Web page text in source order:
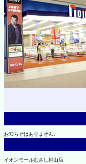
お知らせはありません。
イオンモールむさし村山店